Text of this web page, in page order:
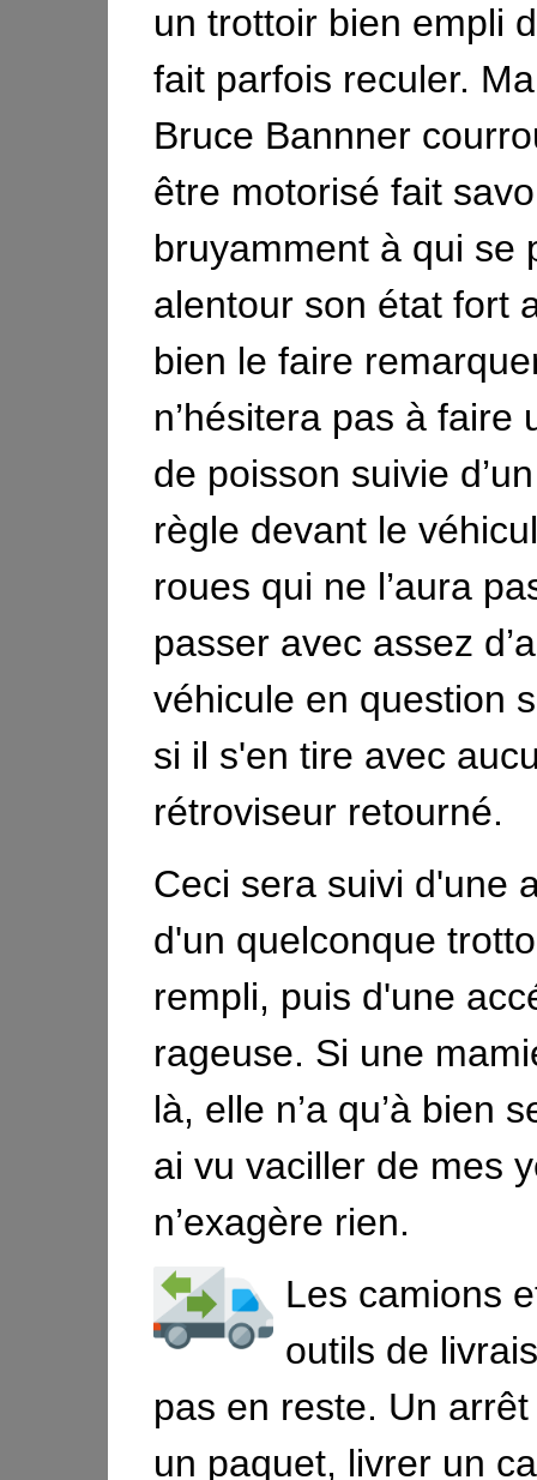
un trottoir bien empli
fait parfois reculer.
Bruce Bannner
être motorisé fait
bruyamment à qui se
alentour son état fort
bien le faire
n’hésitera pas à faire
de poisson suivie
règle devant le
roues qui ne l’aura
passer avec assez
véhicule en question
si il s'en tire avec
rétroviseur retourné.
Ceci sera suivi d'une
d'un quelconque
rempli, puis d'une
rageuse. Si une
là, elle n’a qu’à bien
ai vu vaciller de mes
n’exagère rien.
Les camions
outils de
pas en reste. Un
un paquet, livrer un